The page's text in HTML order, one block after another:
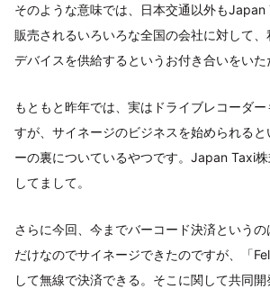
そのような意味では、日本交通以外も
販売されるいろいろな全国の会社に対して
デバイスを供給するというお付き合いをいた
もともと昨年では、実はドライブレコーダ
すが、サイネージのビジネスを始められる
ーの裏についているやつです。Japan Taxi
してまして。
さらに今回、今までバーコード決済という
だけなのでサイネージできたのですが、「
して無線で決済できる。そこに関して共同